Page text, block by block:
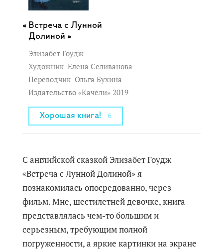
Встреча с Лунной
Долиной »
Элизабет Гоудж
Художник Елена Селиванова
Переводчик Ольга Бухина
Издательство «Качели» 2019
Хорошая книга! 6
С английской сказкой Элизабет Гоудж
«Встреча с Лунной Долиной» я
познакомилась опосредованно, через
фильм. Мне, шестилетней девочке, книга
представлялась чем-то большим и
серьезным, требующим полной
погруженности, а яркие картинки на экране